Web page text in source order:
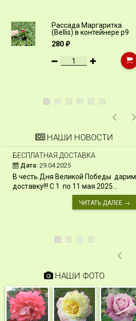
Рассада Маргаритка
(Bellis) в контейнере p9
280₽
НАШИ НОВОСТИ
БЕСПЛАТНАЯ ДОСТАВКА
Дата: 29.04.2025
В честь Дня Великой Победы дарим
доставку!!! С 1 по 11 мая 2025...
ЧИТАТЬ ДАЛЕЕ →
НАШИ ФОТО